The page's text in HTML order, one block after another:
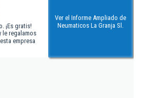
¡Es gratis!
le regalamos
empresa
Ver el Informe Ampliado de
Neumaticos La Granja Sl.